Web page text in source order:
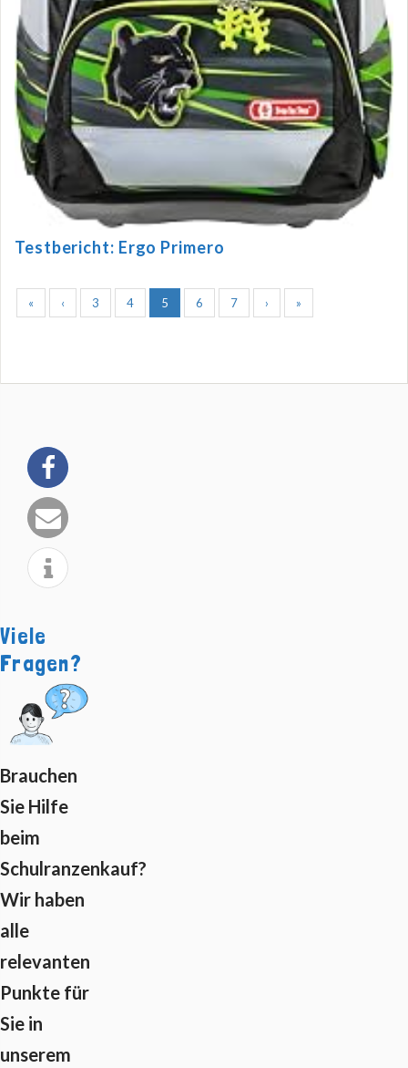
Testbericht: Ergo Primero
« ‹ 3 4 5 6 7 › »
Viele
Fragen?
Brauchen
Sie Hilfe
beim
Schulranzenkauf?
Wir haben
alle
relevanten
Punkte für
Sie in
unserem